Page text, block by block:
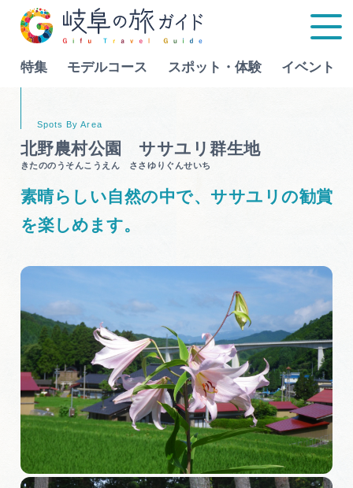
特集 モデルコース スポット・体験 イベント
モデルコース
スポット・体験
イベント
グルメ
旅の予約
アクセス
インフォメーション
Language
行きたいリストを見る
北野農村公園 ササユリ群生地
きたののうそんこうえん ささゆりぐんせいち
素晴らしい自然の中で、ササユリの勧賞
を楽しめます。